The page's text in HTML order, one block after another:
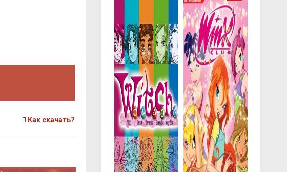
Как скачать?